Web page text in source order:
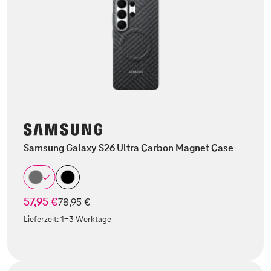
Samsung Galaxy S26 Ultra Carbon Magnet Case
57,95 €statt
78,95 €
Lieferzeit:1-3 Werktage